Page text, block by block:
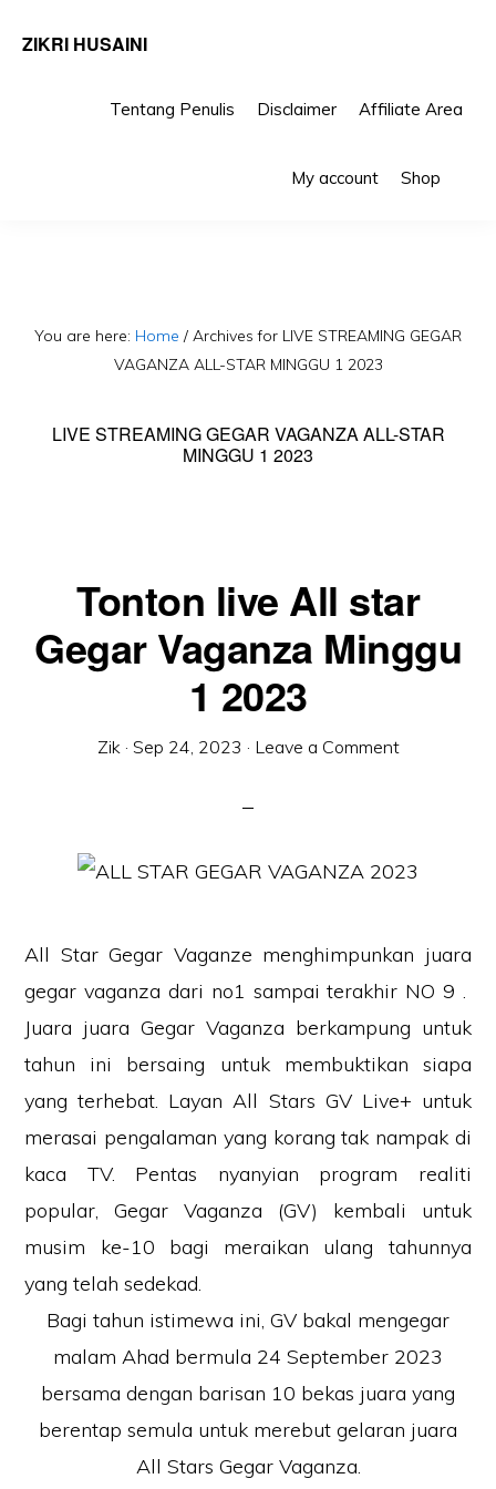
ZIKRI HUSAINI
Tentang Penulis Disclaimer Affiliate Area
My account Shop
You are here: Home / Archives for LIVE STREAMING GEGAR
VAGANZA ALL-STAR MINGGU 1 2023
LIVE STREAMING GEGAR VAGANZA ALL-STAR
MINGGU 1 2023
Tonton live All star
Gegar Vaganza Minggu
1 2023
Zik· Sep 24, 2023 · Leave a Comment
All Star Gegar Vaganze menghimpunkan juara
gegar vaganza dari no1 sampai terakhir NO 9 .
Juara juara Gegar Vaganza berkampung untuk
tahun ini bersaing untuk membuktikan siapa
yang terhebat. Layan All Stars GV Live+ untuk
merasai pengalaman yang korang tak nampak di
kaca TV. Pentas nyanyian program realiti
popular, Gegar Vaganza (GV) kembali untuk
musim ke-10 bagi meraikan ulang tahunnya
yang telah sedekad.
Bagi tahun istimewa ini, GV bakal mengegar
malam Ahad bermula 24 September 2023
bersama dengan barisan 10 bekas juara yang
berentap semula untuk merebut gelaran juara
All Stars Gegar Vaganza.